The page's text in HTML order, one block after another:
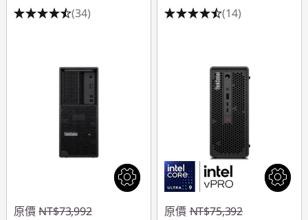
(34)
原價 NT$73,992
(14)
原價 NT$75,392